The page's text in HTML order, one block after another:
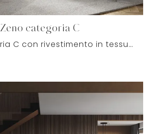
Zeno categoria C
Zeno categoria C con rivestimento in tessuto: diventerà presenza caratterizzante del tuo soggiorno, grazie a design unico, morbida imbottitura e ...